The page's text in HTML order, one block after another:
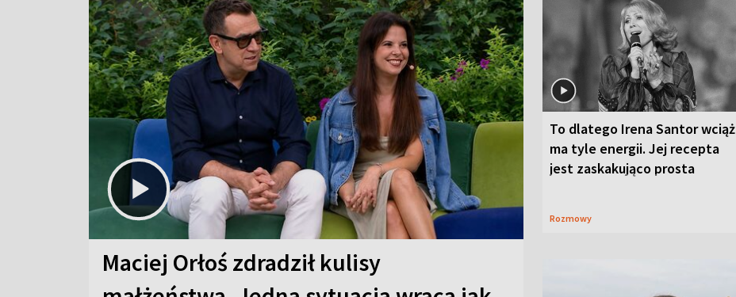
Maciej Orłoś zdradził kulisy
To dlatego Irena Santor wciąż
ma tyle energii. Jej recepta
jest zaskakująco prosta
Rozmowy